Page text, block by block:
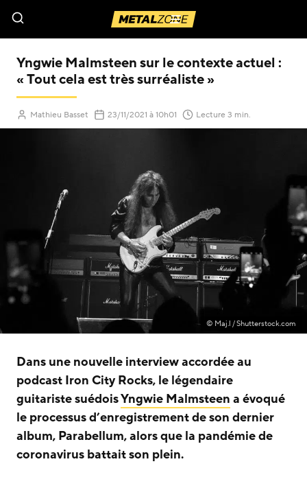
Menu
Yngwie Malmsteen sur le contexte actuel :
« Tout cela est très surréaliste »
Mathieu Basset 23/11/2021 (Mis à jour le
à 10h01 Lecture 3 min.
© Maj.l / Shutterstock.com
Dans une nouvelle interview accordée au
podcast Iron City Rocks, le légendaire
guitariste suédoisYngwie Malmsteen a évoqué
le processus d’enregistrement de son dernier
album, Parabellum, alors que la pandémie de
coronavirus battait son plein.